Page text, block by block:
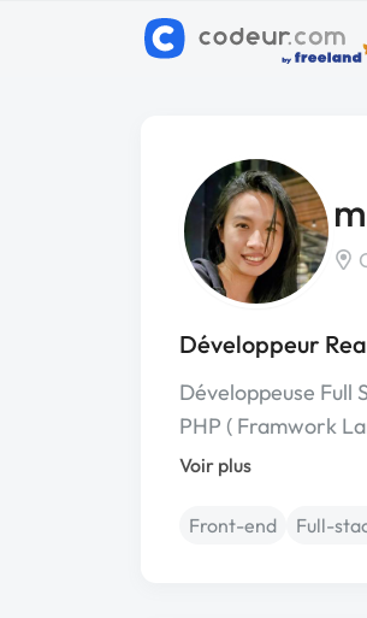
Développeur
Développeuse Full
PHP ( Framwork
Voir plus
Front-end Full-